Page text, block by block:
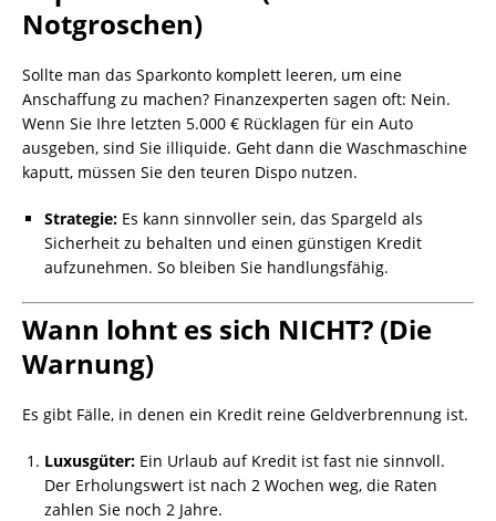
Notgroschen)
Sollte man das Sparkonto komplett leeren, um eine
Anschaffung zu machen? Finanzexperten sagen oft: Nein.
Wenn Sie Ihre letzten 5.000 € Rücklagen für ein Auto
ausgeben, sind Sie illiquide. Geht dann die Waschmaschine
kaputt, müssen Sie den teuren Dispo nutzen.
Strategie: Es kann sinnvoller sein, das Spargeld als
Sicherheit zu behalten und einen günstigen Kredit
aufzunehmen. So bleiben Sie handlungsfähig.
Wann lohnt es sich NICHT? (Die
Warnung)
Es gibt Fälle, in denen ein Kredit reine Geldverbrennung ist.
Luxusgüter: Ein Urlaub auf Kredit ist fast nie sinnvoll.
Der Erholungswert ist nach 2 Wochen weg, die Raten
zahlen Sie noch 2 Jahre.